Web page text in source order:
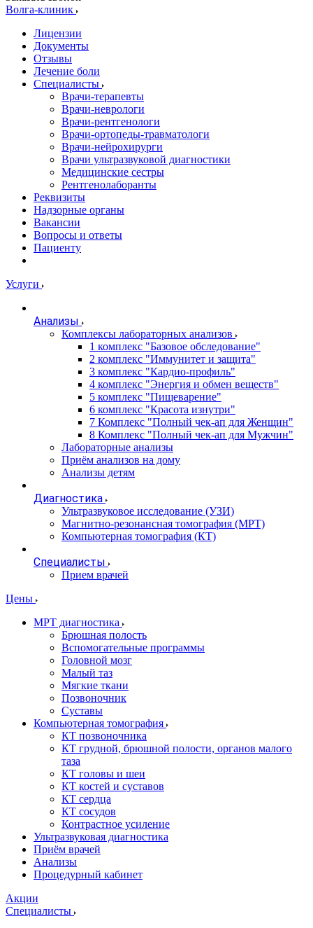
Волга-клиник
Лицензии
Документы
Отзывы
Лечение боли
Специалисты
Врачи-терапевты
Врачи-неврологи
Врачи-рентгенологи
Врачи-ортопеды-травматологи
Врачи-нейрохирурги
Врачи ультразвуковой диагностики
Медицинские сестры
Рентгенолаборанты
Реквизиты
Надзорные органы
Вакансии
Вопросы и ответы
Пациенту
Услуги
Анализы
Комплексы лабораторных анализов
1 комплекс "Базовое обследование"
2 комплекс "Иммунитет и защита"
3 комплекс "Кардио-профиль"
4 комплекс "Энергия и обмен веществ"
5 комплекс "Пищеварение"
6 комплекс "Красота изнутри"
7 Комплекс "Полный чек-ап для Женщин"
8 Комплекс "Полный чек-ап для Мужчин"
Лабораторные анализы
Приём анализов на дому
Анализы детям
Диагностика
Ультразвуковое исследование (УЗИ)
Магнитно-резонансная томография (МРТ)
Компьютерная томография (КТ)
Специалисты
Прием врачей
Цены
МРТ диагностика
Брюшная полость
Вспомогательные программы
Головной мозг
Малый таз
Мягкие ткани
Позвоночник
Суставы
Компьютерная томография
КТ позвоночника
КТ грудной, брюшной полости, органов малого
таза
КТ головы и шеи
КТ костей и суставов
КТ сердца
КТ сосудов
Контрастное усиление
Ультразвуковая диагностика
Приём врачей
Анализы
Процедурный кабинет
Акции
Специалисты